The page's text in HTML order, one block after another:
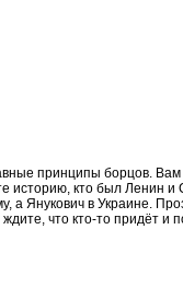
принципы борцов.
кто был Ленин
а Янукович в
что кто-то придёт